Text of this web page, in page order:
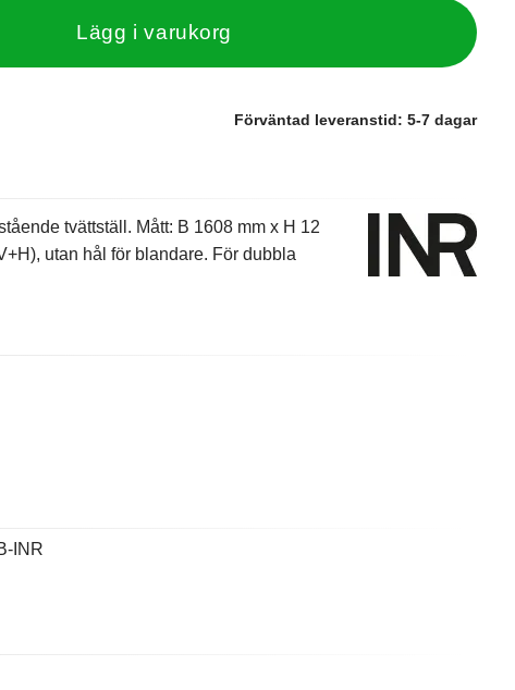
Lägg i varukorg
Förväntad leveranstid: 5-7 dagar
tvättställ. Mått: B 1608 mm x H 12
utan hål för blandare. För dubbla
INR